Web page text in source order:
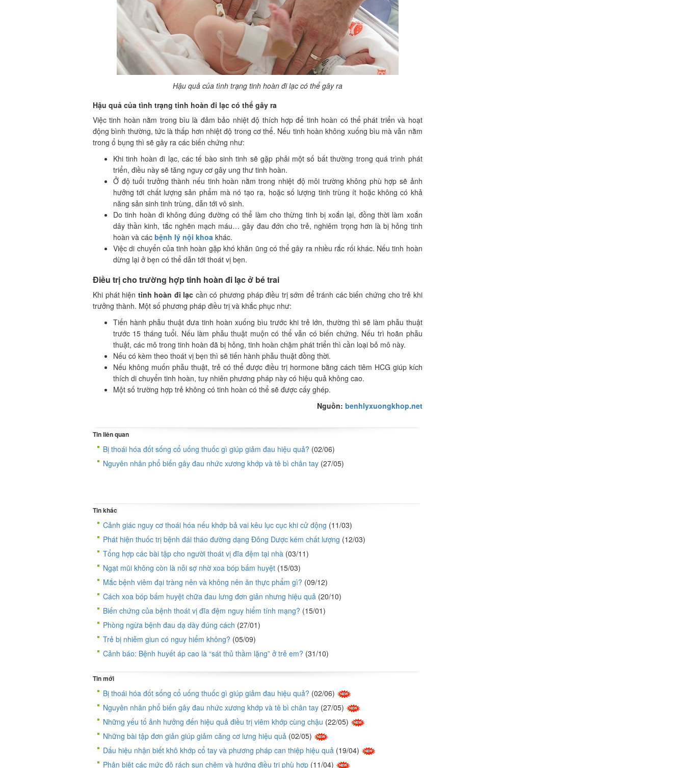
Hậu quả của tình trạng tinh hoàn đi lạc có thể gây ra
Hậu quả của tình trạng tinh hoàn đi lạc có thể gây ra
Việc tinh hoàn nằm trong bìu là đảm bảo nhiệt độ thích hợp để tinh hoàn có thể phát triển và hoạt
động bình thường, tức là thấp hơn nhiệt độ trong cơ thể. Nếu tinh hoàn không xuống bìu mà vẫn nằm
trong ổ bụng thì sẽ gây ra các biến chứng như:
Khi tinh hoàn đi lạc, các tế bào sinh tinh sẽ gặp phải một số bất thường trong quá trình phát
triển, điều này sẽ tăng nguy cơ gây ung thư tinh hoàn.
Ở độ tuổi trưởng thành nếu tinh hoàn nằm trong nhiệt độ môi trường không phù hợp sẽ ảnh
hưởng tới chất lượng sản phẩm mà nó tạo ra, hoặc số lượng tinh trùng ít hoặc không có khả
năng sản sinh tinh trùng, dẫn tới vô sinh.
Do tinh hoàn đi không đúng đường có thể làm cho thừng tinh bị xoắn lại, đồng thời làm xoắn
dây thần kinh, tắc nghẽn mạch máu… gây đau đớn cho trẻ, nghiêm trọng hơn là bị hỏng tinh
hoàn và các bệnh lý nội khoa khác.
Việc di chuyển của tinh hoàn gặp khó khăn ũng có thể gây ra nhiều rắc rối khác. Nếu tinh hoàn
dừng lại ở bẹn có thể dẫn tới thoát vị bẹn.
Điều trị cho trường hợp tinh hoàn đi lạc ở bé trai
Khi phát hiện tinh hoàn đi lạc cần có phương pháp điều trị sớm để tránh các biến chứng cho trẻ khi
trưởng thành. Một số phương pháp điều trị và khắc phục như:
Tiến hành phẫu thuật đưa tinh hoàn xuống bìu trước khi trẻ lớn, thường thì sẽ làm phẫu thuật
trước 15 tháng tuổi. Nếu làm phẫu thuật muộn có thể vẫn có biến chứng. Nếu trì hoãn phẫu
thuật, các mô trong tinh hoàn đã bị hỏng, tinh hoàn chậm phát triển thì cần loại bỏ mô này.
Nếu có kèm theo thoát vị bẹn thì sẽ tiến hành phẫu thuật đồng thời.
Nếu không muốn phẫu thuật, trẻ có thể được điều trị hormone bằng cách tiêm HCG giúp kích
thích di chuyển tinh hoàn, tuy nhiên phương pháp này có hiệu quả không cao.
Một số trường hợp trẻ không có tinh hoàn có thể sẽ được cấy ghép.
Nguồn: benhlyxuongkhop.net
Tin liên quan
Bị thoái hóa đốt sống cổ uống thuốc gì giúp giảm đau hiệu quả? (02/06)
Nguyên nhân phổ biến gây đau nhức xương khớp và tê bì chân tay (27/05)
Tin khác
Cảnh giác nguy cơ thoái hóa nếu khớp bả vai kêu lục cục khi cử động (11/03)
Phát hiện thuốc trị bệnh đái tháo đường dạng Đông Dược kém chất lượng (12/03)
Tổng hợp các bài tập cho người thoát vị đĩa đệm tại nhà (03/11)
Ngạt mũi không còn là nỗi sợ nhờ xoa bóp bấm huyệt (15/03)
Mắc bệnh viêm đại tràng nên và không nên ăn thực phẩm gì? (09/12)
Cách xoa bóp bấm huyệt chữa đau lưng đơn giản nhưng hiệu quả (20/10)
Biến chứng của bệnh thoát vị đĩa đệm nguy hiểm tính mạng? (15/01)
Phòng ngừa bệnh đau dạ dày đúng cách (27/01)
Trẻ bị nhiễm giun có nguy hiểm không? (05/09)
Cảnh báo: Bệnh huyết áp cao là “sát thủ thầm lặng” ở trẻ em? (31/10)
Tin mới
Bị thoái hóa đốt sống cổ uống thuốc gì giúp giảm đau hiệu quả? (02/06)
Nguyên nhân phổ biến gây đau nhức xương khớp và tê bì chân tay (27/05)
Những yếu tố ảnh hưởng đến hiệu quả điều trị viêm khớp cùng chậu (22/05)
Những bài tập đơn giản giúp giảm căng cơ lưng hiệu quả (02/05)
Dấu hiệu nhận biết khô khớp cổ tay và phương pháp can thiệp hiệu quả (19/04)
Phân biệt các mức độ rách sụn chêm và hướng điều trị phù hợp (11/04)